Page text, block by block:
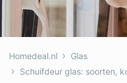
Wellness
Zonnepanelen
Overige projecten
Homedeal.nl
Glas
Schuifdeur glas: soorten,